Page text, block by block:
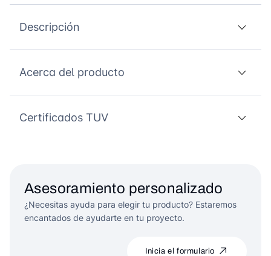
Descripción
Acerca del producto
Certificados TUV
Asesoramiento personalizado
¿Necesitas ayuda para elegir tu producto? Estaremos
encantados de ayudarte en tu proyecto.
Inicia el formulario